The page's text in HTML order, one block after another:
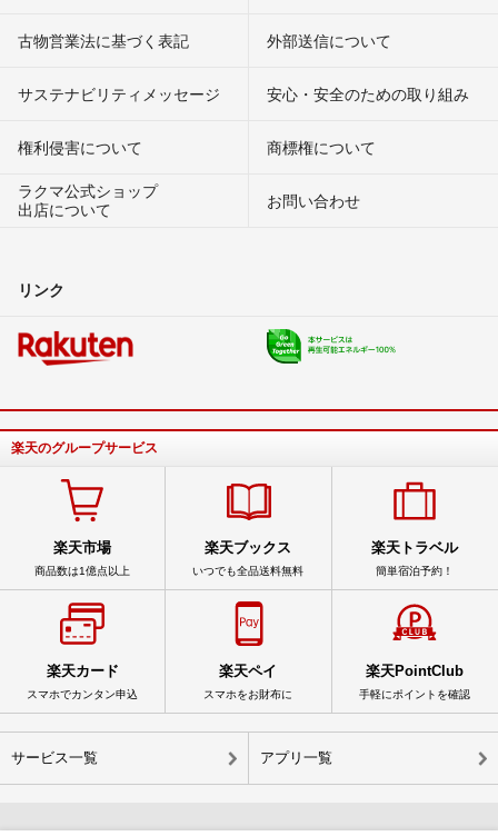
古物営業法に基づく表記 外部送信について
サステナビリティメッセージ 安心・安全のための取り組み
権利侵害について
商標権について
ラクマ公式ショップ
出店について
お問い合わせ
リンク
楽天のグループサービス
楽天市場
商品数は1億点以上
楽天ブックス
いつでも全品送料無料
楽天トラベル
簡単宿泊予約！
楽天カード
スマホでカンタン申込
楽天ペイ
スマホをお財布に
楽天PointClub
手軽にポイントを確認
サービス一覧 アプリ一覧